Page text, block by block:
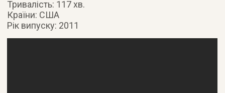
Тривалість: 117 хв.
Країни: США
Рік випуску: 2011